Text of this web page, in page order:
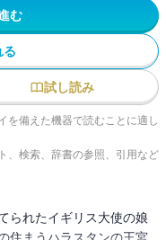
む
る
試し読み
を備えた機器で読むことに適し
、検索、辞書の参照、引用など
られたイギリス大使の娘